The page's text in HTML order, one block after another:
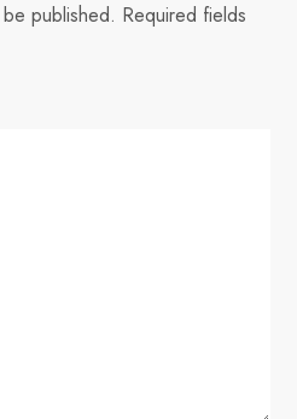
published. Required fields